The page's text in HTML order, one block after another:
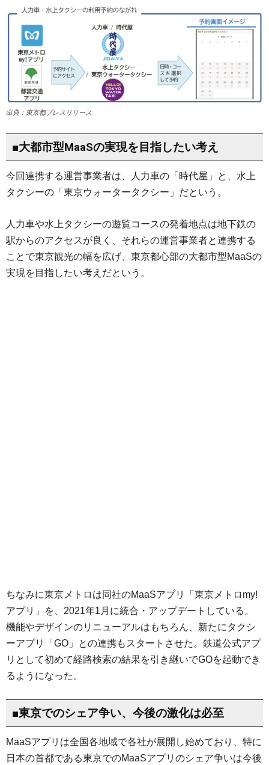
出典：東京都プレスリリース
■大都市型MaaSの実現を目指したい考え
今回連携する運営事業者は、人力車の「時代屋」と、水上
タクシーの「東京ウォータータクシー」だという。
人力車や水上タクシーの遊覧コースの発着地点は地下鉄の
駅からのアクセスが良く、それらの運営事業者と連携する
ことで東京観光の幅を広げ、東京都心部の大都市型MaaSの
実現を目指したい考えだという。
ちなみに東京メトロは同社のMaaSアプリ「東京メトロmy!
アプリ」を、2021年1月に統合・アップデートしている。
機能やデザインのリニューアルはもちろん、新たにタクシ
ーアプリ「GO」との連携もスタートさせた。鉄道公式アプ
リとして初めて経路検索の結果を引き継いでGOを起動でき
るようになった。
■東京でのシェア争い、今後の激化は必至
MaaSアプリは全国各地域で各社が展開し始めており、特に
日本の首都である東京でのMaaSアプリのシェア争いは今後